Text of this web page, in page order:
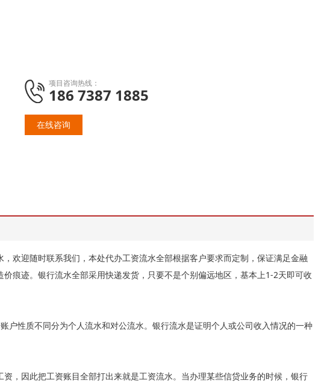
项目咨询热线：
186 7387 1885
在线咨询
欢迎随时联系我们，本处代办工资流水全部根据客户要求而定制，保证满足金融
痕迹。银行流水全部采用快递发货，只要不是个别偏远地区，基本上1-2天即可收
户性质不同分为个人流水和对公流水。银行流水是证明个人或公司收入情况的一种
，因此把工资账目全部打出来就是工资流水。当办理某些信贷业务的时候，银行